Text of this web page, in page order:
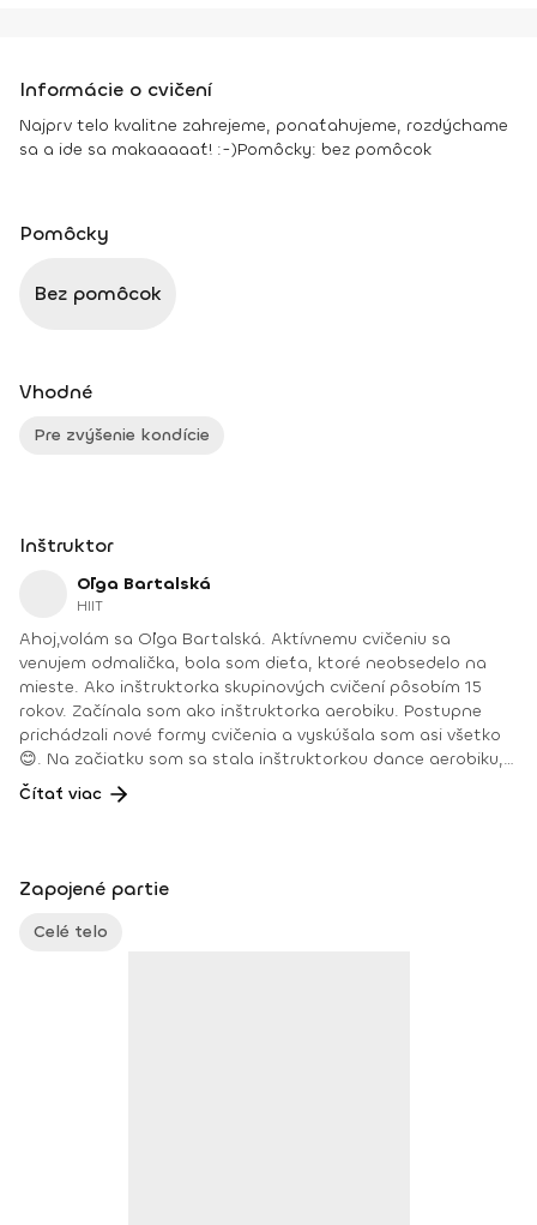
Informácie o cvičení
Najprv telo kvalitne zahrejeme, ponaťahujeme, rozdýchame
sa a ide sa makaaaaať! :-)Pomôcky: bez pomôcok
Pomôcky
Bez pomôcok
Vhodné
Pre zvýšenie kondície
Inštruktor
Oľga Bartalská
HIIT
Ahoj,volám sa Oľga Bartalská. Aktívnemu cvičeniu sa
venujem odmalička, bola som dieťa, ktoré neobsedelo na
mieste. Ako inštruktorka skupinových cvičení pôsobím 15
rokov. Začínala som ako inštruktorka aerobiku. Postupne
prichádzali nové formy cvičenia a vyskúšala som asi všetko
😊. Na začiatku som sa stala inštruktorkou dance aerobiku,
hi-low aerobiku, step aerobiku, body work a osobnou
trénerkou vo fitnescentre.Ako išiel čas, pribudli ďalšie
venujem naplno, sú zumba fitness, deepWORK, HIIT tréningy,
PortDeBras.Počas celých rokov cvičenia som sa zúčastnila
na rôznych športových akciách, kongresoch a cvičenie sa
Čítať viac
Zapojené partie
Celé telo